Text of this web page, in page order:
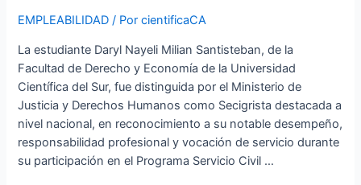
EMPLEABILIDAD / PorcientificaCA
La estudiante Daryl Nayeli Milian Santisteban, de la
Facultad de Derecho y Economía de la Universidad
Científica del Sur, fue distinguida por el Ministerio de
Justicia y Derechos Humanos como Secigrista destacada a
nivel nacional, en reconocimiento a su notable desempeño,
responsabilidad profesional y vocación de servicio durante
su participación en el Programa Servicio Civil …